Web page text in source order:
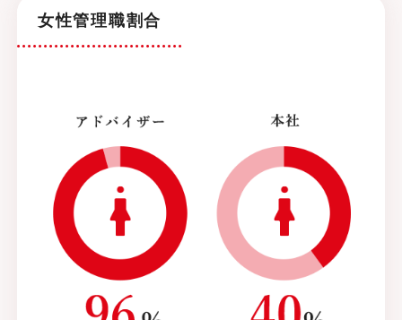
女性管理職割合